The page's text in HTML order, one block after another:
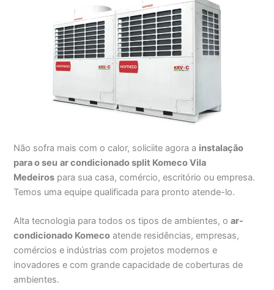
Não sofra mais com o calor, soliciite agora a instalação
para o seu ar condicionado split Komeco Vila
Medeiros para sua casa, comércio, escritório ou empresa.
Temos uma equipe qualificada para pronto atende-lo.
Alta tecnologia para todos os tipos de ambientes, oar-
condicionado Komeco atende residências, empresas,
comércios e indústrias com projetos modernos e
inovadores e com grande capacidade de coberturas de
ambientes.